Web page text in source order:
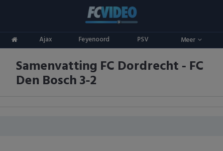
Ajax Feyenoord PSV Meer
ADO Den Haag
Ajax
Competities
Eredivisie
Oranje
Samenvatting FC Dordrecht - FC
Den Bosch 3-2